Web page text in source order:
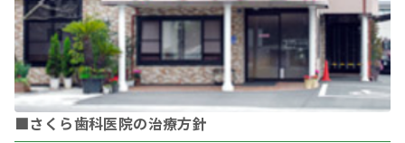
■さくら歯科医院の治療方針